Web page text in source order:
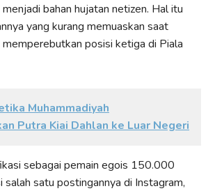
bahan hujatan netizen. Hal itu
yang kurang memuaskan saat
memperebutkan posisi ketiga di Piala
Muhammadiyah
Putra Kiai Dahlan ke Luar Negeri
sebagai pemain egois 150.000
satu postingannya di Instagram,